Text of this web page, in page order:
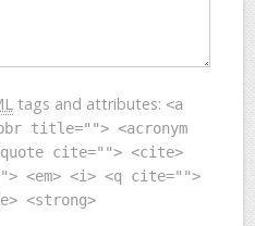
tags and attributes: <a
title=""> <acronym
cite=""> <cite>
<em> <i> <q cite="">
<strong>